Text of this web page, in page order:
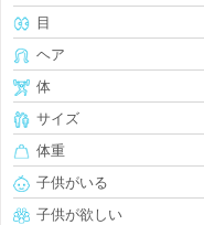
目
ヘア
体
サイズ
体重
子供がいる
子供が欲しい